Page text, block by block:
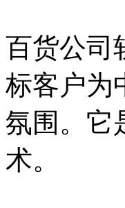
百货公司
标客户为
氛围。它
术。